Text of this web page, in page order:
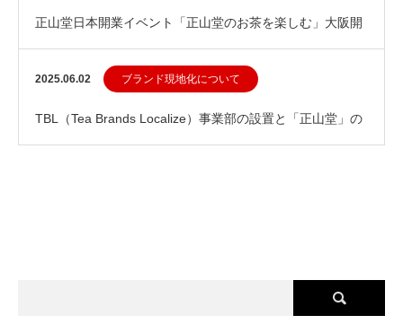
正山堂日本開業イベント「正山堂のお茶を楽しむ」大阪開
催のお知らせ
2025.06.02 ブランド現地化について
TBL（Tea Brands Localize）事業部の設置と「正山堂」の